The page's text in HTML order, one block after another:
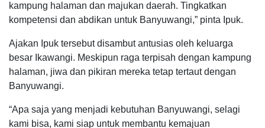
kampung halaman dan majukan daerah. Tingkatkan
kompetensi dan abdikan untuk Banyuwangi,” pinta Ipuk.
Ajakan Ipuk tersebut disambut antusias oleh keluarga
besar Ikawangi. Meskipun raga terpisah dengan kampung
halaman, jiwa dan pikiran mereka tetap tertaut dengan
Banyuwangi.
“Apa saja yang menjadi kebutuhan Banyuwangi, selagi
kami bisa, kami siap untuk membantu kemajuan